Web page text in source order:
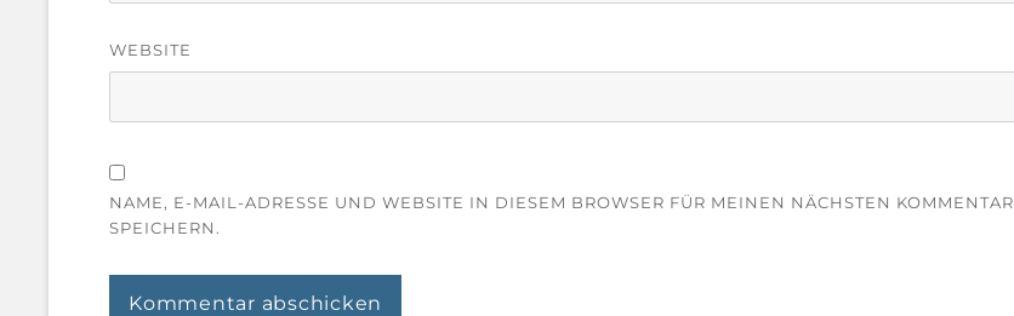
WEBSITE
NAME, E-MAIL-ADRESSE UND WEBSITE IN DIESEM BROWSER FÜR MEINEN NÄCHSTEN KOMMENTAR
SPEICHERN.